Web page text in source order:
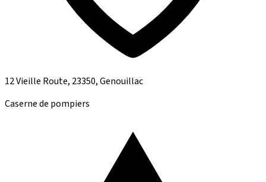
12 Vieille Route, 23350, Genouillac
Caserne de pompiers